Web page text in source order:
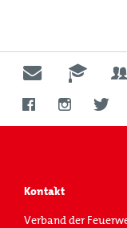
Kontakt
Verband der